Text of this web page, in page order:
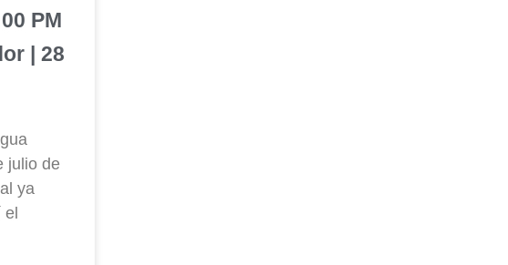
PM
| 28
julio de
ya
el